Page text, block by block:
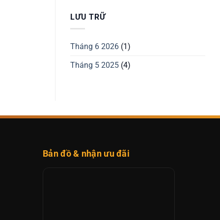
LƯU TRỮ
Tháng 6 2026 (1)
Tháng 5 2025 (4)
Bản đồ & nhận ưu đãi